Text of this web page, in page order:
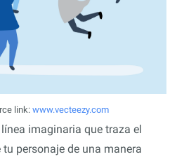
link: www.vecteezy.com
imaginaria que traza el
personaje de una manera